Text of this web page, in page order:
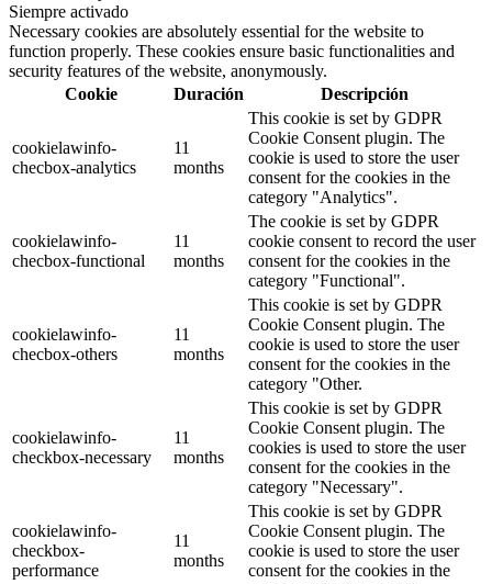
Siempre activado
Necessary cookies are absolutely essential for the website to
function properly. These cookies ensure basic functionalities and
security features of the website, anonymously.
Cookie
Duración Descripción
cookielawinfo-
checbox-analytics
11
months
This cookie is set by GDPR
Cookie Consent plugin. The
cookie is used to store the user
consent for the cookies in the
category "Analytics".
cookielawinfo-
checbox-functional
11
months
The cookie is set by GDPR
cookie consent to record the user
consent for the cookies in the
category "Functional".
cookielawinfo-
checbox-others
11
months
This cookie is set by GDPR
Cookie Consent plugin. The
cookie is used to store the user
consent for the cookies in the
category "Other.
cookielawinfo-
checkbox-necessary
11
months
This cookie is set by GDPR
Cookie Consent plugin. The
cookies is used to store the user
consent for the cookies in the
category "Necessary".
cookielawinfo-
checkbox-
performance
11
months
This cookie is set by GDPR
Cookie Consent plugin. The
cookie is used to store the user
consent for the cookies in the